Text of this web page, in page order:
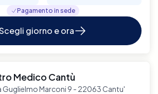
Pagamento in sede
giorno e ora
Medico Cantù
Guglielmo Marconi 9 - 22063 Cantu'